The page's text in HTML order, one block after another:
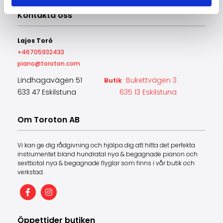
Kontakta oss
Lajos Toró
+46705932433
piano@toroton.com
Lindhagavägen 51 Butik: Bukettvägen 3
633 47 Eskilstuna
635 13 Eskilstuna
Om Toroton AB
Vi kan ge dig rådgivning och hjälpa dig att hitta det perfekta
instrumentet bland hundratal nya & begagnade pianon och
sexttiotal nya & begagnade flyglar som finns i vår butik och
verkstad.
Öppettider butiken